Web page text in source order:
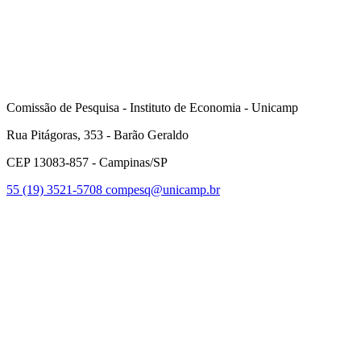
Comissão de Pesquisa - Instituto de Economia - Unicamp
Rua Pitágoras, 353 - Barão Geraldo
CEP 13083-857 - Campinas/SP
55 (19) 3521-5708 compesq@unicamp.br